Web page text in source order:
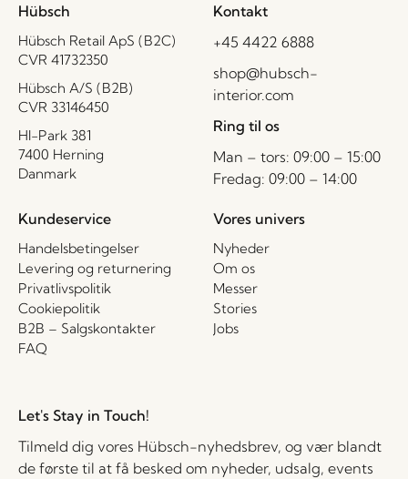
Hübsch
Hübsch Retail ApS (B2C)
CVR 41732350
Hübsch A/S (B2B)
CVR 33146450
HI-Park 381
7400 Herning
Danmark
Kontakt
+45 4422 6888
shop@hubsch-
interior.com
Ring til os
Man – tors: 09:00 – 15:00
Fredag: 09:00 – 14:00
Kundeservice
Handelsbetingelser
Levering og returnering
Privatlivspolitik
Cookiepolitik
B2B – Salgskontakter
FAQ
Vores univers
Nyheder
Om os
Messer
Stories
Jobs
Let's Stay in Touch!
Tilmeld dig vores Hübsch-nyhedsbrev, og vær blandt
de første til at få besked om nyheder, udsalg, events